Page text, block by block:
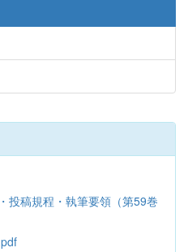
投稿規程・執筆要領（第59巻